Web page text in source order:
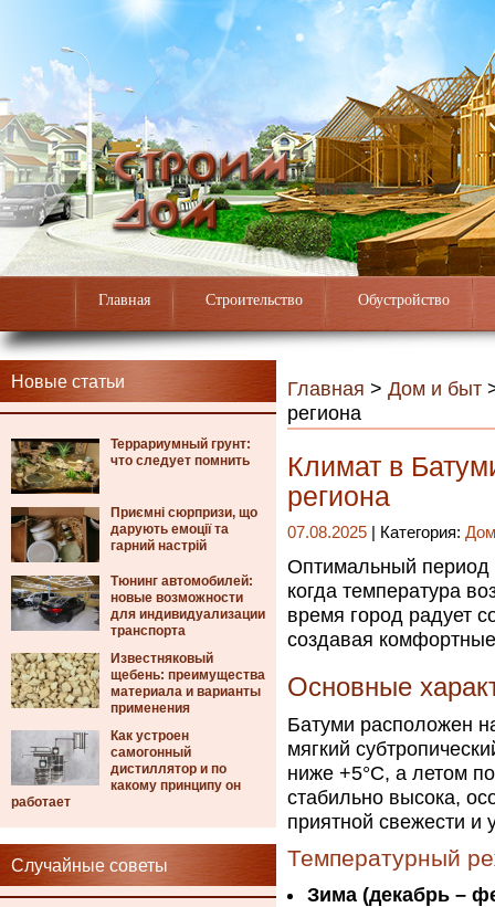
Главная Строительство Обустройство
Новые статьи
Террариумный грунт:
что следует помнить
Приємні сюрпризи, що
дарують емоції та
гарний настрій
Тюнинг автомобилей:
новые возможности
для индивидуализации
транспорта
Известняковый
щебень: преимущества
материала и варианты
применения
Как устроен
самогонный
дистиллятор и по
какому принципу он
работает
Случайные советы
Главная > Дом и быт
региона
Климат в
региона
07.08.2025 | Категория:
Оптимальный период
когда температура
время город радует
создавая
Основные
Батуми расположен
мягкий
ниже +5°C, а летом
стабильно высока,
приятной свежести и
Температурный
Зима (декабрь –